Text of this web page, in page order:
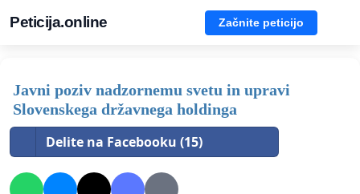
Peticija.online Začnite peticijo
Javni poziv nadzornemu svetu in upravi
Slovenskega državnega holdinga
Delite na Facebooku (15)